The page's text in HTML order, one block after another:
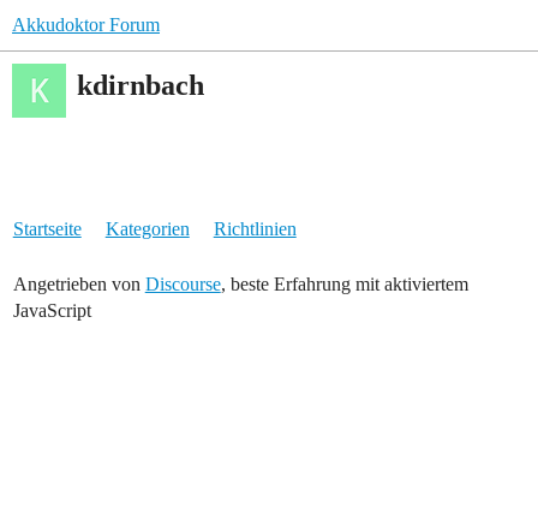
Akkudoktor Forum
kdirnbach
Startseite Kategorien Richtlinien
Angetrieben von Discourse, beste Erfahrung mit aktiviertem
JavaScript